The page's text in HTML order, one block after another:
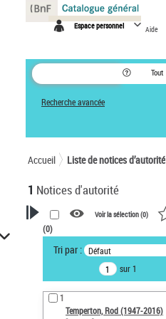
Espace personnel Aide
Tout
Recherche avancée
Accueil Liste de notices d’autorité
1 Notices d'autorité
VOTRE RECHERCHE
Recherche avancée dans les
notices d’autorité
Œuvres liées à l'auteur :
Temperton, Rod (1947-2016)
Voir la sélection (0)
(0)
Tri par : Défaut
sur 1
1
Temperton, Rod (1947-2016)
Panneau de gestion des cookies